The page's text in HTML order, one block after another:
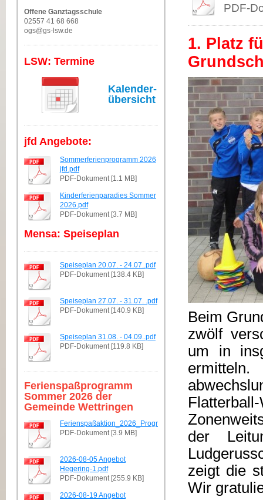
Offene Ganztagsschule
02557 41 68 668
ogs@gs-lsw.de
LSW: Termine
Kalender-
übersicht
jfd Angebote:
Sommerferienprogramm 2026
jfd.pdf
PDF-Dokument [1.1 MB]
Kinderferienparadies Sommer
2026.pdf
PDF-Dokument [3.7 MB]
Mensa: Speiseplan
Speiseplan 20.07. - 24.07..pdf
PDF-Dokument [138.4 KB]
Speiseplan 27.07. - 31.07. .pdf
PDF-Dokument [140.9 KB]
Speiseplan 31.08. - 04.09..pdf
PDF-Dokument [119.8 KB]
Ferienspaßprogramm
Sommer 2026 der
Gemeinde Wettringen
Ferienspaßaktion_2026_Programmheft.pdf
PDF-Dokument [3.9 MB]
2026-08-05 Angebot
Hegering-1.pdf
PDF-Dokument [255.9 KB]
2026-08-19 Angebot
PDF-
1. Platz
Beim
zwölf
um in
der
zeigt die
Wir